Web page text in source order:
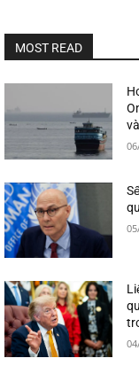
MOST READ